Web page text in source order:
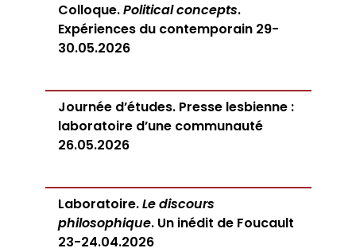
Colloque.Political concepts.
Expériences du contemporain 29-
30.05.2026
Journée d’études. Presse lesbienne :
laboratoire d’une communauté
26.05.2026
Laboratoire.Le discours
philosophique. Un inédit de Foucault
23-24.04.2026